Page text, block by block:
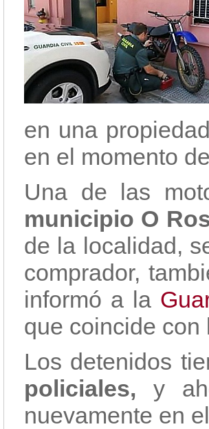
en una
en el momento
Una de las
municipio O
de la localidad,
comprador,
informó a la
que coincide con
Los detenidos
policiales, y
nuevamente en